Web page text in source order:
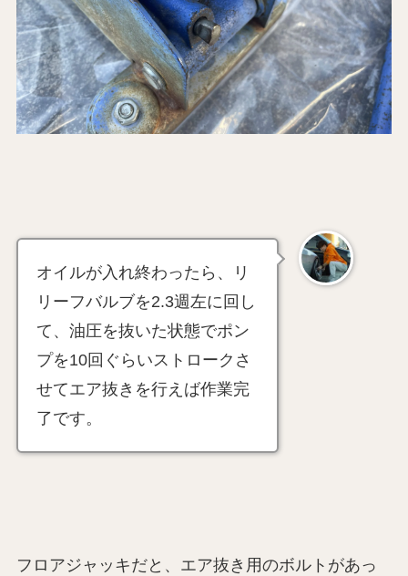
オイルが入れ終わったら、リ
リーフバルブを2.3週左に回し
て、油圧を抜いた状態でポン
プを10回ぐらいストロークさ
せてエア抜きを行えば作業完
了です。
フロアジャッキだと、エア抜き用のボルトがあっ